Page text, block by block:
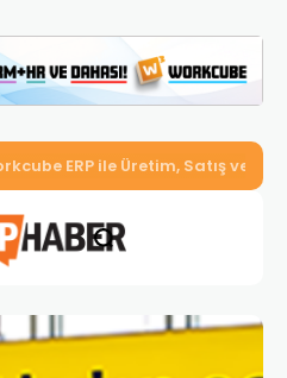
ERP ile Üretim, Satış ve